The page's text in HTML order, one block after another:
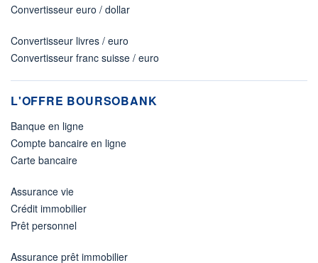
Convertisseur euro / dollar
Convertisseur livres / euro
Convertisseur franc suisse / euro
L'OFFRE BOURSOBANK
Banque en ligne
Compte bancaire en ligne
Carte bancaire
Assurance vie
Crédit immobilier
Prêt personnel
Assurance prêt immobilier